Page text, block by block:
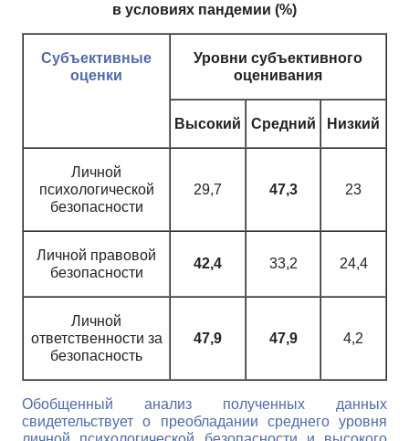
в условиях пандемии (%)
Субъективные
оценки
Уровни субъективного
оценивания
Высокий Средний Низкий
Личной
психологической
безопасности
29,7 47,3 23
Личной правовой
безопасности
42,4 33,2 24,4
Личной
ответственности за
безопасность
47,9 47,9 4,2
Обобщенный анализ полученных данных
свидетельствует о преобладании среднего уровня